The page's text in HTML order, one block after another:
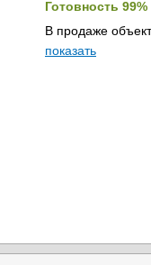
Готовность 99%
В продаже
показать